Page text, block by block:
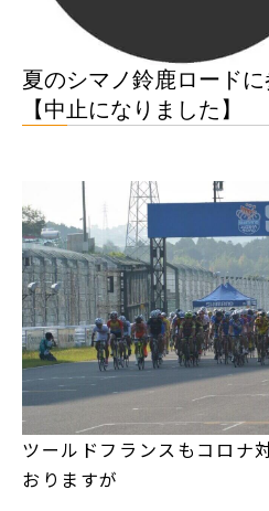
夏のシマノ鈴鹿ロード
【中止になりました】
ツールドフランスもコロナ
おりますが